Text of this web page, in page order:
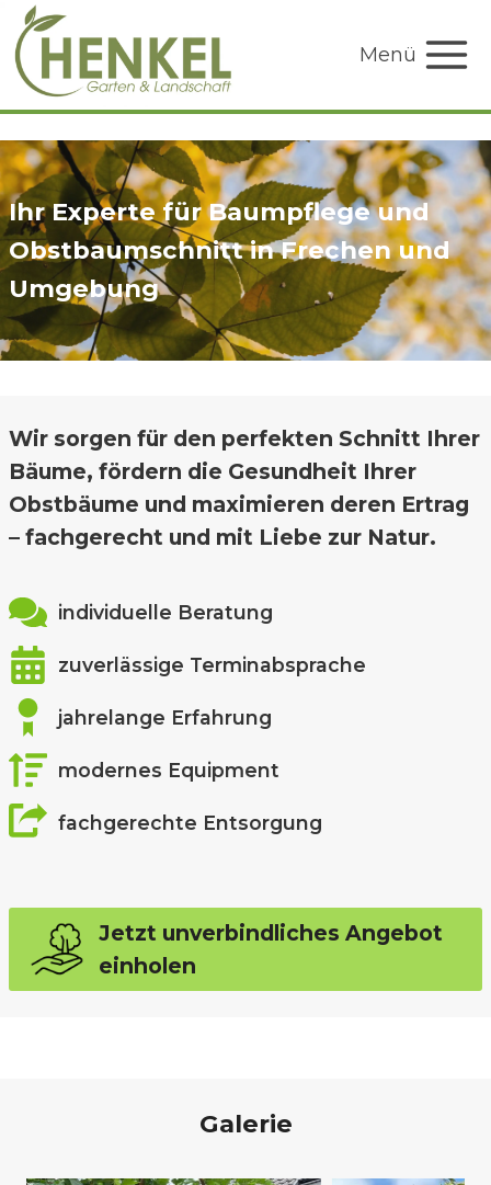
Zum
Inhalt
springen
Menü
Ihr Experte für Baumpflege und
Obstbaumschnitt in Frechen und
Umgebung
Wir sorgen für den perfekten Schnitt Ihrer
Bäume, fördern die Gesundheit Ihrer
Obstbäume und maximieren deren Ertrag
– fachgerecht und mit Liebe zur Natur.
individuelle Beratung
zuverlässige Terminabsprache
jahrelange Erfahrung
modernes Equipment
fachgerechte Entsorgung
Jetzt unverbindliches Angebot
einholen
Galerie